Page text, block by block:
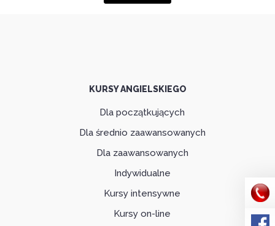
KURSY ANGIELSKIEGO
Dla początkujących
Dla średnio zaawansowanych
Dla zaawansowanych
Indywidualne
Kursy intensywne
Kursy on-line